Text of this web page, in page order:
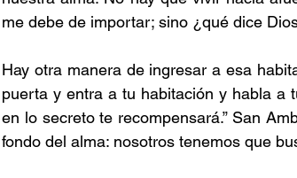
me debe de importar; sino ¿qué dice
Hay otra manera de ingresar a esa
puerta y entra a tu habitación y habla a
en lo secreto te recompensará.” San
fondo del alma: nosotros tenemos que